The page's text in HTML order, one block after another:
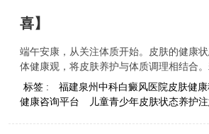
喜】
端午安康，从关注体质开始。皮肤的健康
体健康观，将皮肤养护与体质调理相结合
标签 :
福建泉州中科白癜风医院皮肤健
健康咨询平台
儿童青少年皮肤状态养护